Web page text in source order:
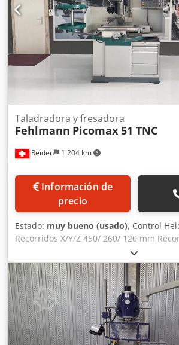
Reiden 1.204 km
Taladradora y fresadora
Fehlmann Picomax 51 TNC
Información de
precio
Estado: muy bueno (usado), Control
Recorridos X/Y/Z 450/ 260/ 120 mm
mm Superficie de sujeción (L x An) 770 x
Dcsdpfewk Edpox Ak Hok Carga máxima
Distancia mesa – punta del husillo (mín.
560 mm Velocidad de avance X/Y 1 –
Herramienta – sistema de cambio rápido
velocidad continuamente variable 100 –
de accionamiento 5 kW Requisitos de
1500 x 1480 x 2330 mm